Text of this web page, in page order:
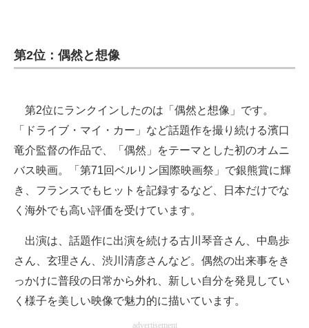
第2位：偶然と想像
第2位にランクインしたのは「偶然と想像」です。
「ドライブ・マイ・カー」など話題作を撮り続ける濱口
竜介監督の作品で、「偶然」をテーマとした初のオムニ
バス映画。「第71回ベルリン国際映画祭」で銀熊賞に輝
き、フランスでもヒットを記録するなど、日本だけでな
く海外でも高い評価を受けています。
出演は、話題作に出演を続ける古川琴音さん、中島歩
さん、玄理さん、渋川清彦さんなど。偶然の出来事をき
っかけに普段の日常から外れ、新しい自分を発見してい
く様子を美しい映像で魅力的に描いています。
advertisement